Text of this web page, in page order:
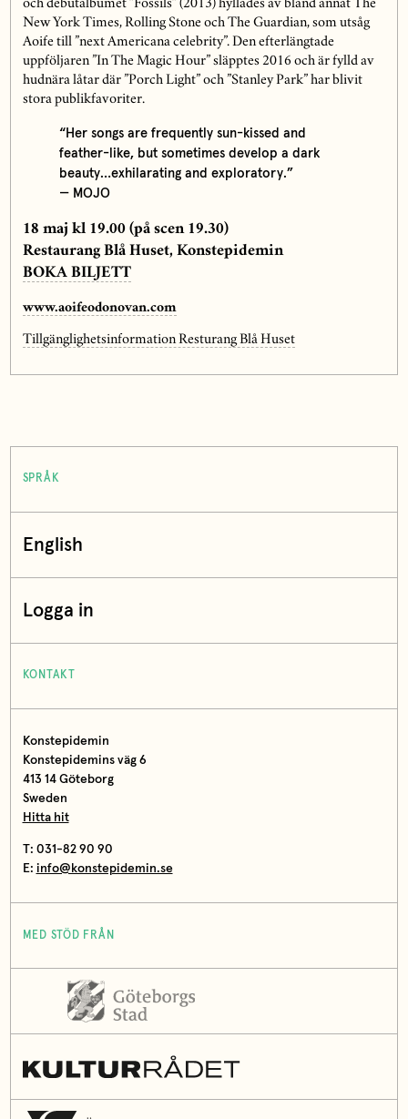
och debutalbumet ”Fossils” (2013) hyllades av bland annat The
New York Times, Rolling Stone och The Guardian, som utsåg
Aoife till ”next Americana celebrity”. Den efterlängtade
uppföljaren ”In The Magic Hour” släpptes 2016 och är fylld av
hudnära låtar där ”Porch Light” och ”Stanley Park” har blivit
stora publikfavoriter.
“Her songs are frequently sun-kissed and
feather-like, but sometimes develop a dark
beauty…exhilarating and exploratory.”
— MOJO
18 maj kl 19.00 (på scen 19.30)
Restaurang Blå Huset, Konstepidemin
BOKA BILJETT
www.aoifeodonovan.com
Tillgänglighetsinformation Resturang Blå Huset
SPRÅK
English
Logga in
KONTAKT
Konstepidemin
Konstepidemins väg 6
413 14 Göteborg
Sweden
Hitta hit
T: 031-82 90 90
E: info@konstepidemin.se
MED STÖD FRÅN